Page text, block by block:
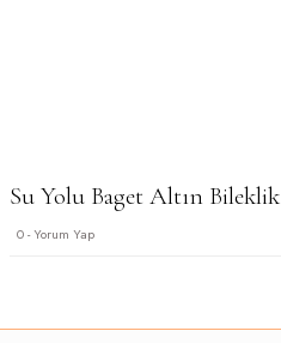
Su Yolu Baget Altın Bileklik
0 - Yorum Yap